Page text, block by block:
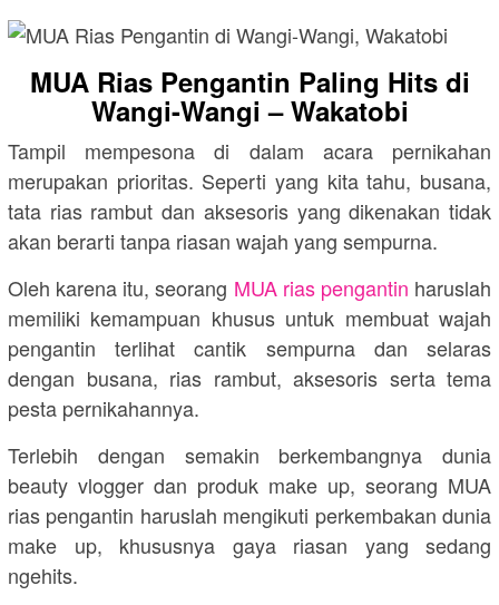
MUA Rias Pengantin Paling Hits di
Wangi-Wangi – Wakatobi
Tampil mempesona di dalam acara pernikahan
merupakan prioritas. Seperti yang kita tahu, busana,
tata rias rambut dan aksesoris yang dikenakan tidak
akan berarti tanpa riasan wajah yang sempurna.
Oleh karena itu, seorang MUA rias pengantin haruslah
memiliki kemampuan khusus untuk membuat wajah
pengantin terlihat cantik sempurna dan selaras
dengan busana, rias rambut, aksesoris serta tema
pesta pernikahannya.
Terlebih dengan semakin berkembangnya dunia
beauty vlogger dan produk make up, seorang MUA
rias pengantin haruslah mengikuti perkembakan dunia
make up, khususnya gaya riasan yang sedang
ngehits.